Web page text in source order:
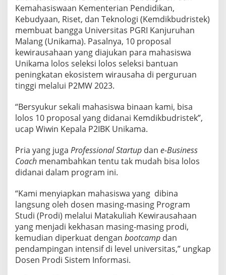
N
T
U
N
E
W
U
S
A
A
M
W
2
2
3
Kemahasiswaan Kementerian Pendidikan,
Kebudyaan, Riset, dan Teknologi (Kemdikbudristek)
membuat bangga Universitas PGRI Kanjuruhan
Malang (Unikama). Pasalnya, 10 proposal
kewirausahaan yang diajukan para mahasiswa
Unikama lolos seleksi lolos seleksi bantuan
peningkatan ekosistem wirausaha di perguruan
tinggi melalui P2MW 2023.
“Bersyukur sekali mahasiswa binaan kami, bisa
lolos 10 proposal yang didanai Kemdikbudristek”,
ucap Wiwin Kepala P2IBK Unikama.
Pria yang juga Professional Startup dan e-Business
Coach menambahkan tentu tak mudah bisa lolos
didanai dalam program ini.
“Kami menyiapkan mahasiswa yang dibina
langsung oleh dosen masing-masing Program
Studi (Prodi) melalui Matakuliah Kewirausahaan
yang menjadi kekhasan masing-masing prodi,
kemudian diperkuat dengan bootcamp dan
pendampingan intensif di level universitas,” ungkap
Dosen Prodi Sistem Informasi.